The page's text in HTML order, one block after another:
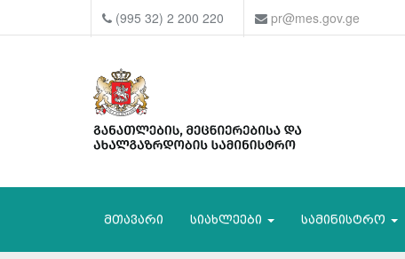
(995 32) 2 200 220 pr@mes.gov.ge
მთავარი სიახლეები სამინისტრო